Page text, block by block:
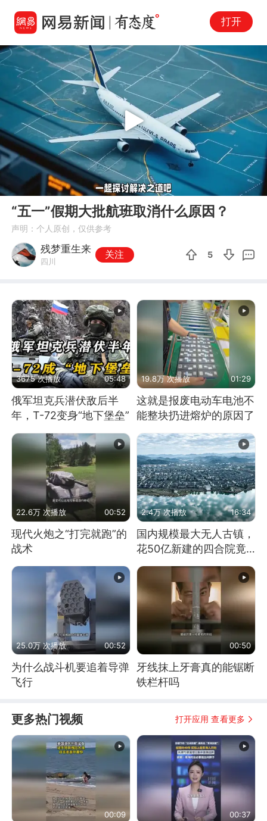
打开
00:00
Play
“五一”假期大批航班取消什么原因？
声明：个人原创，仅供参考
残梦重生来
四川
关注 5
3675 次播放 05:48
俄军坦克兵潜伏敌后半
年，T-72变身“地下堡垒”
19.8万 次播放 01:29
这就是报废电动车电池不
能整块扔进熔炉的原因了
22.6万 次播放 00:52
现代火炮之“打完就跑”的
战术
2.4万 次播放 16:34
国内规模最大无人古镇，
花50亿新建的四合院竟
没人住，发生了啥
25.0万 次播放 00:52
为什么战斗机要追着导弹
飞行
00:50
牙线抹上牙膏真的能锯断
铁栏杆吗
更多热门视频 打开应用 查看更多
00:09 00:37